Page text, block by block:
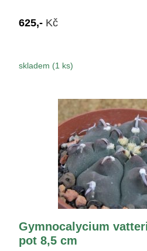
625,- Kč
skladem (1 ks)
Gymnocalycium
pot 8,5 cm